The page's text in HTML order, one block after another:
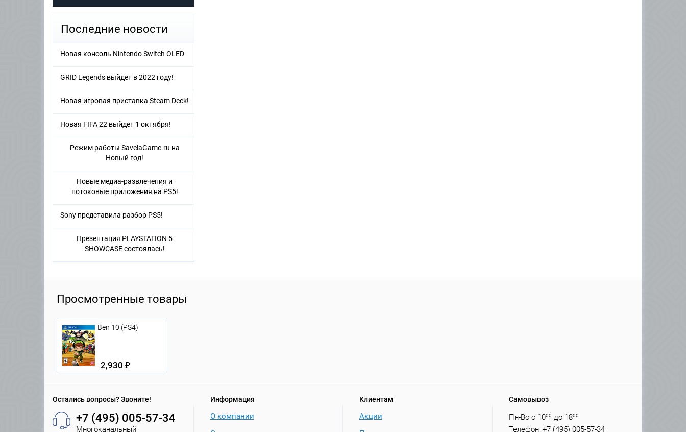
Последние новости
Новая консоль Nintendo Switch OLED
GRID Legends выйдет в 2022 году!
Новая игровая приставка Steam Deck!
Новая FIFA 22 выйдет 1 октября!
Режим работы SavelaGame.ru на
Новый год!
Новые медиа-развлечения и
потоковые приложения на PS5!
Sony представила разбор PS5!
Презентация PLAYSTATION 5
SHOWCASE состоялась!
Просмотренные товары
Ben 10 (PS4)
2,930 ₽
Остались вопросы? Звоните!
+7 (495) 005-57-34
Многоканальный
Информация
О компании
Клиентам
Акции
Самовывоз
Пн-Вс с 1000 до 1800
Телефон: +7 (495) 005-57-34